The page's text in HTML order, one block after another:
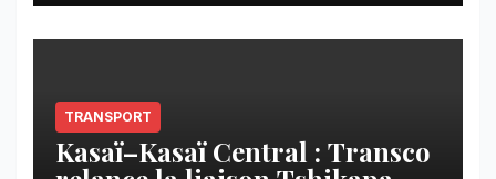
CNCA
TRANSPORT
Kasaï–Kasaï Central : Transco